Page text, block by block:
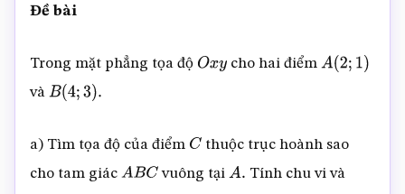
Đề bài
Trong mặt phẳng tọa độ Oxy cho hai điểmA(2;1 )
và B(4 ;3 ).
a) Tìm tọa độ của điểm Cthuộc trục hoành sao
cho tam giác ABC vuông tạiA. Tính chu vi và